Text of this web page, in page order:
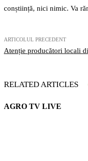
conștiință, nici nimic. Va
ARTICOLUL PRECEDENT
Atenție producători locali
RELATED ARTICLES
AGRO TV LIVE